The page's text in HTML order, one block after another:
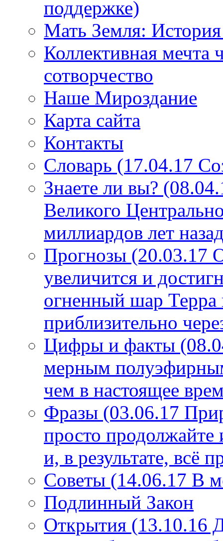
поддержке)
Мать Земля: История
Коллективная мечта
сотворчество
Наше Мироздание
Карта сайта
Контакты
Словарь (17.04.17
Знаете ли вы?
Великого
миллиардов лет
Прогнозы (20.03.17
увеличится и
огненный шар Терра
приблизительно
Цифры и факты
мерным
чем в настоящее
Фразы (03.06.17
просто продолжайте
и, в результате, всё
Советы (14.06.17 В
Подлинный Закон
Открытия (13.10.16